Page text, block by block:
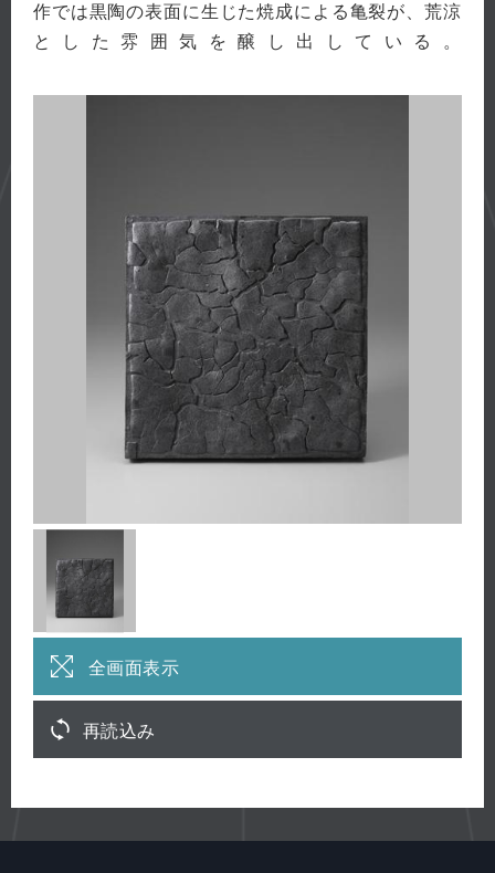
作では黒陶の表面に生じた焼成による亀裂が、荒涼
とした雰囲気を醸し出している。
全画面表示
再読込み